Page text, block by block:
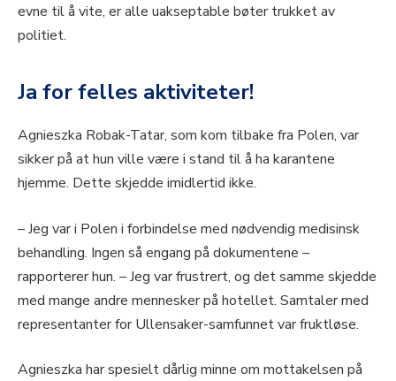
evne til å vite, er alle uakseptable bøter trukket av
politiet.
Ja for felles aktiviteter!
Agnieszka Robak-Tatar, som kom tilbake fra Polen, var
sikker på at hun ville være i stand til å ha karantene
hjemme. Dette skjedde imidlertid ikke.
– Jeg var i Polen i forbindelse med nødvendig medisinsk
behandling. Ingen så engang på dokumentene –
rapporterer hun. – Jeg var frustrert, og det samme skjedde
med mange andre mennesker på hotellet. Samtaler med
representanter for Ullensaker-samfunnet var fruktløse.
Agnieszka har spesielt dårlig minne om mottakelsen på